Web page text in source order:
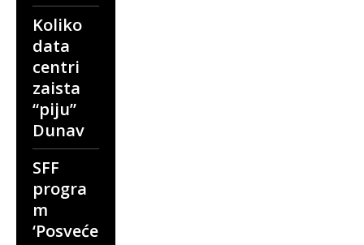
Koliko
data
centri
zaista
“piju”
Dunav
SFF
progra
m
‘Posveće